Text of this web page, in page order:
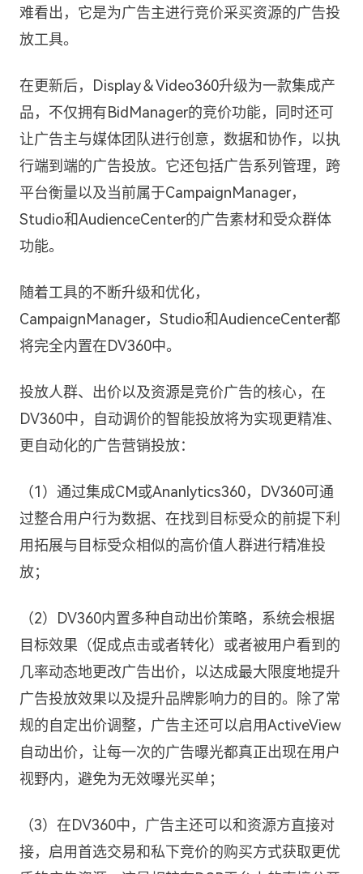
难看出，它是为广告主进行竞价采买资源的广告投
放工具。
在更新后，Display＆Video360升级为一款集成产
品，不仅拥有BidManager的竞价功能，同时还可
让广告主与媒体团队进行创意，数据和协作，以执
行端到端的广告投放。它还包括广告系列管理，跨
平台衡量以及当前属于CampaignManager，
Studio和AudienceCenter的广告素材和受众群体
功能。
随着工具的不断升级和优化，
CampaignManager，Studio和AudienceCenter都
将完全内置在DV360中。
投放人群、出价以及资源是竞价广告的核心，在
DV360中，自动调价的智能投放将为实现更精准、
更自动化的广告营销投放：
（1）通过集成CM或Ananlytics360，DV360可通
过整合用户行为数据、在找到目标受众的前提下利
用拓展与目标受众相似的高价值人群进行精准投
放；
（2）DV360内置多种自动出价策略，系统会根据
目标效果（促成点击或者转化）或者被用户看到的
几率动态地更改广告出价，以达成最大限度地提升
广告投放效果以及提升品牌影响力的目的。除了常
规的自定出价调整，广告主还可以启用ActiveView
自动出价，让每一次的广告曝光都真正出现在用户
视野内，避免为无效曝光买单；
（3）在DV360中，广告主还可以和资源方直接对
接，启用首选交易和私下竞价的购买方式获取更优